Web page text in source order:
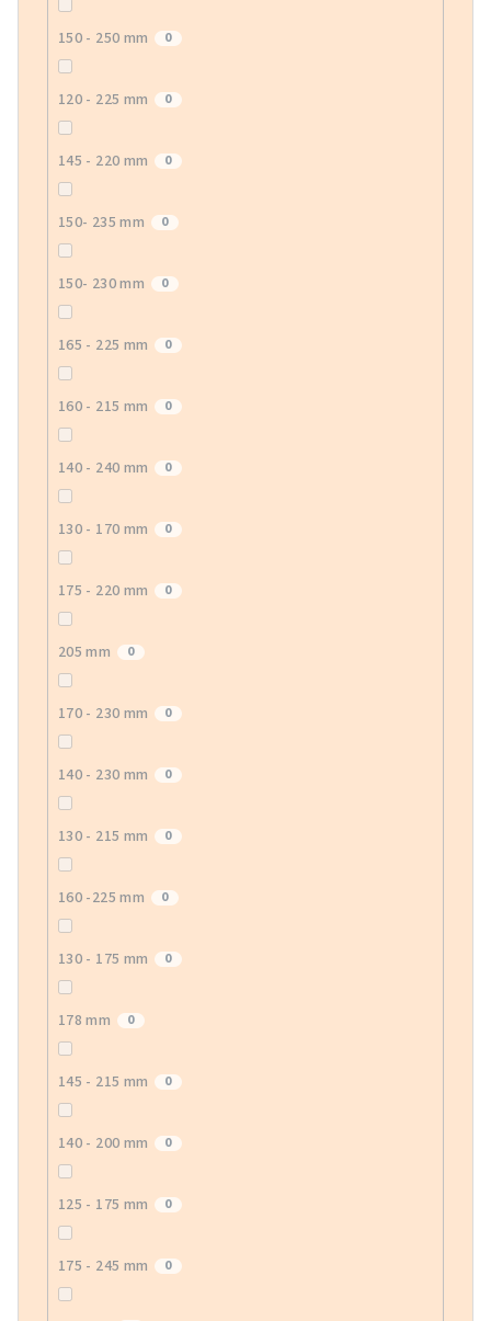
150 - 250 mm 0
120 - 225 mm 0
145 - 220 mm 0
150- 235 mm 0
150- 230 mm 0
165 - 225 mm 0
160 - 215 mm 0
140 - 240 mm 0
130 - 170 mm 0
175 - 220 mm 0
205 mm 0
170 - 230 mm 0
140 - 230 mm 0
130 - 215 mm 0
160 -225 mm 0
130 - 175 mm 0
178 mm 0
145 - 215 mm 0
140 - 200 mm 0
125 - 175 mm 0
175 - 245 mm 0